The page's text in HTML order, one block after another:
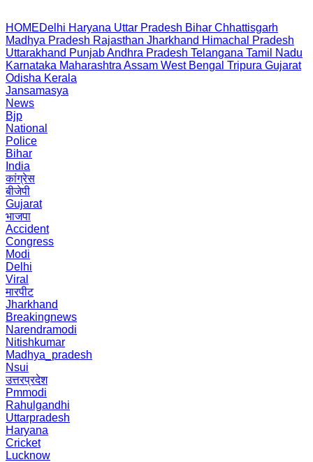
HOMEDelhi Haryana Uttar Pradesh Bihar Chhattisgarh
Madhya Pradesh Rajasthan Jharkhand Himachal Pradesh
Uttarakhand PunjabAndhra Pradesh Telangana Tamil Nadu
Karnataka Maharashtra Assam West Bengal Tripura Gujarat
Odisha Kerala
Jansamasya
News
Bjp
National
Police
Bihar
India
कांग्रेस
बीजेपी
Gujarat
भाजपा
Accident
Congress
Modi
Delhi
Viral
मारपीट
Jharkhand
Breakingnews
Narendramodi
Nitishkumar
Madhya_pradesh
Nsui
उत्तरप्रदेश
Pmmodi
Rahulgandhi
Uttarpradesh
Haryana
Cricket
Lucknow